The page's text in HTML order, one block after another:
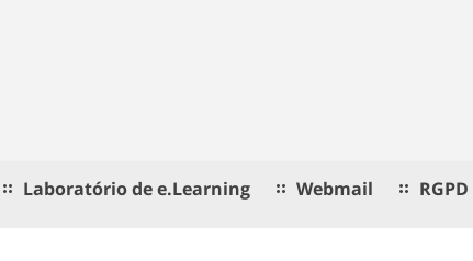
Laboratório de e.Learning Webmail RGPD